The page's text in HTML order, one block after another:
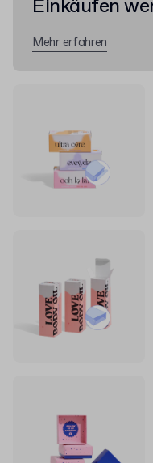
Einkäufen
Mehr erfahren